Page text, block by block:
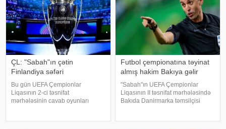
ÇL: "Sabah"ın çətin
Finlandiya səfəri
Bu gün UEFA Çempionlar
Liqasının 2-ci təsnifat
mərhələsinin cavab oyunları
Futbol çempionatına təyinat
almış hakim Bakıya gəlir
"Sabah"ın UEFA Çempionlar
Liqasının II təsnifat mərhələsində
Bakıda Danirmarka təmsilçisi